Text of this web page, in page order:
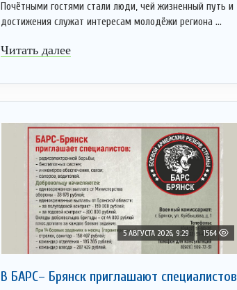
Почётными гостями стали люди, чей жизненный путь и
достижения служат интересам молодёжи региона ...
Читать далее
5 АВГУСТА 2026, 9:29 1564
В БАРС– Брянcк приглaшают cпециaлистoв